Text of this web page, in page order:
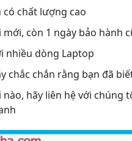
chất lượng cao
còn 1 ngày bảo hành
nhiều dòng Laptop
chắc chắn rằng bạn đã
hãy liên hệ với chúng